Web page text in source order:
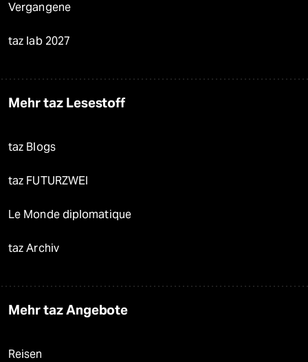
Vergangene
taz lab 2027
Mehr taz Lesestoff
taz Blogs
taz FUTURZWEI
Le Monde diplomatique
taz Archiv
Mehr taz Angebote
Reisen